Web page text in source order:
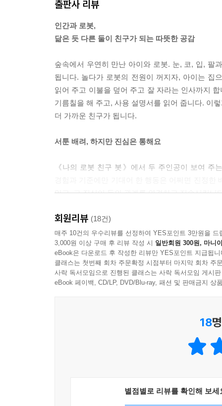
출판사 리뷰
인간과 로봇,
닮은 듯 다른 둘이 친구가 되는 따뜻한 공감
숲속에서 우연히 만난 아이와 로봇. 눈, 코, 입, 팔
됩니다. 놀다가 로봇의 전원이 꺼지자, 아이는 집
읽어 주고 이불을 덮어 주고 잘 자라는 인사까지
기름칠을 해 주고, 사용 설명서를 읽어 줍니다. 이
더 가까운 친구가 됩니다.
서툰 배려, 하지만 진심은 통해요
《나의 로봇 친구 봇》에서 두 주인공이 보여 주
있고, 그 진심이 둘의 관계를 연결하고 지속시킵니
나와 성격, 기질, 취향, 외모 등등이 다른 친구를
아이뿐만 아니라 어른이 되어서도 여전히 이런 시
완벽한 배려보다 중요한 것은 진심이다. 그러니 친
텍스트가 없어 더 깊어지는 이야기
굳이 말을 하지 않더라도 친구가 되는 건 전혀
《나의 로봇 친구 봇》은 ‘친구가 되고 싶은 마음
회원리뷰 (18건)
매주 10건의 우수리뷰를 선정하여 YES포인트 3만원을 드
3,000원 이상 구매 후 리뷰 작성 시 일반회원 300원, 마니
eBook은 다운로드 후 작성한 리뷰만 YES포인트 지급됩니
클래스는 첫번째 회차 주문확정 시점부터 마지막 회차 주
사락 독서모임으로 진행된 클래스는 사락 독서모임 게시
eBook 페이백, CD/LP, DVD/Blu-ray, 패션 및 판매금지 상
18
별점별로 리뷰를 확인해 보세